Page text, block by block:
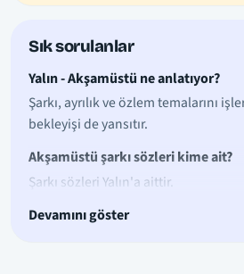
Sık sorulanlar
Yalın - Akşamüstü ne anlatıyor?
Şarkı, ayrılık ve özlem temalarını
bekleyişi de yansıtır.
Akşamüstü şarkı sözleri kime ait?
Şarkı sözleri Yalın'a aittir.
Devamını göster